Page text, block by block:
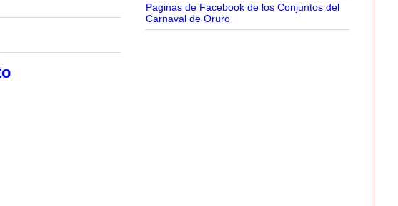
Paginas de Facebook de los Conjuntos del
Carnaval de Oruro